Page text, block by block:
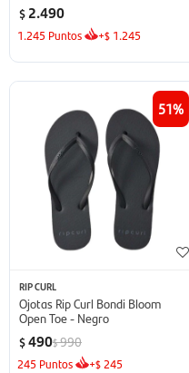
$ 2.490
1.245 Puntos +$ 1.245
51
RIP CURL
Ojotas Rip Curl Bondi Bloom
Open Toe - Negro
$490$990
245 Puntos +$ 245